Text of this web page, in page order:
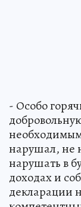
- Особо
необходимым
нарушал, не
нарушать в
доходах и
декларации